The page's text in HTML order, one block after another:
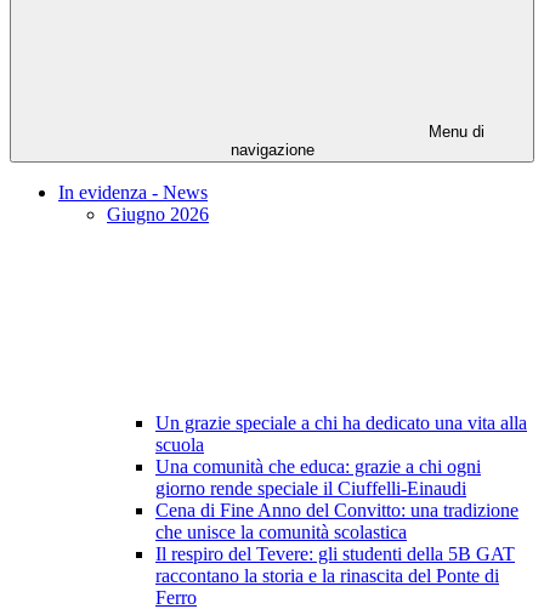
Menu di
navigazione
In evidenza - News
Giugno 2026
Un grazie speciale a chi ha dedicato una vita alla
scuola
Una comunità che educa: grazie a chi ogni
giorno rende speciale il Ciuffelli-Einaudi
Cena di Fine Anno del Convitto: una tradizione
che unisce la comunità scolastica
Il respiro del Tevere: gli studenti della 5B GAT
raccontano la storia e la rinascita del Ponte di
Ferro